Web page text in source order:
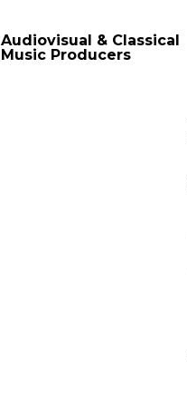
Audiovisual & Classical
Music Producers